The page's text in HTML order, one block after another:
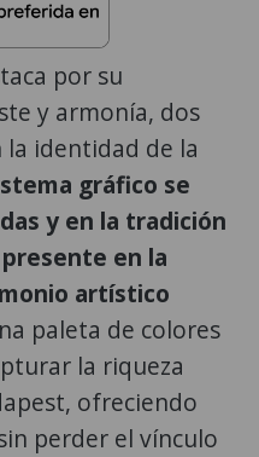
por su
y armonía, dos
identidad de la
gráfico se
y en la tradición
en la
artístico
paleta de colores
la riqueza
ofreciendo
perder el vínculo